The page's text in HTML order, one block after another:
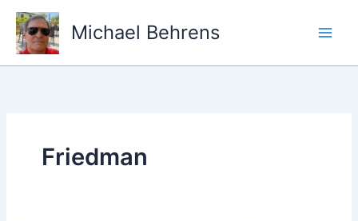
Zum
Inhalt
springen
Michael Behrens
Friedman